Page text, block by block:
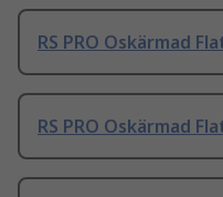
RS PRO Oskärmad
RS PRO Oskärmad